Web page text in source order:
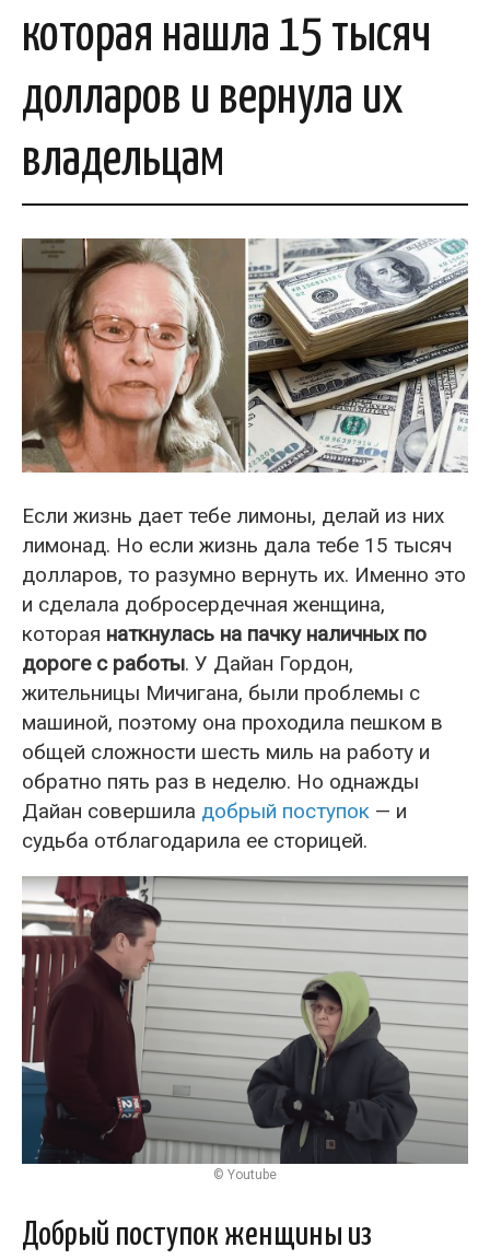
которая нашла 15 тысяч
долларов и вернула их
владельцам
Если жизнь дает тебе лимоны, делай из них
лимонад. Но если жизнь дала тебе 15 тысяч
долларов, то разумно вернуть их. Именно это
и сделала добросердечная женщина,
которая наткнулась на пачку наличных по
дороге с работы. У Дайан Гордон,
жительницы Мичигана, были проблемы с
машиной, поэтому она проходила пешком в
общей сложности шесть миль на работу и
обратно пять раз в неделю. Но однажды
Дайан совершила добрый поступок — и
судьба отблагодарила ее сторицей.
© Youtube
Добрый поступок женщины из